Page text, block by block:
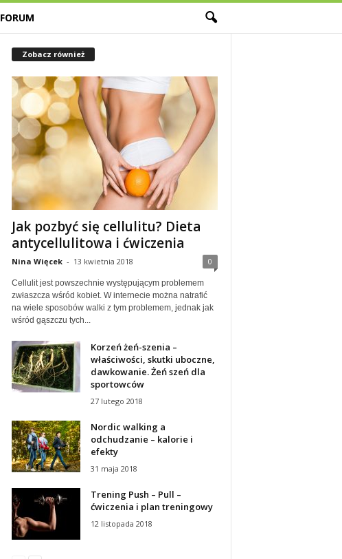
FORUM
Zobacz również
Jak pozbyć się cellulitu? Dieta
antycellulitowa i ćwiczenia
Nina Więcek - 13 kwietnia 2018 0
Cellulit jest powszechnie występującym problemem
zwłaszcza wśród kobiet. W internecie można natrafić
na wiele sposobów walki z tym problemem, jednak jak
wśród gąszczu tych...
Korzeń żeń-szenia –
właściwości, skutki uboczne,
dawkowanie. Żeń szeń dla
sportowców
27 lutego 2018
Nordic walking a
odchudzanie – kalorie i
efekty
31 maja 2018
Trening Push – Pull –
ćwiczenia i plan treningowy
12 listopada 2018